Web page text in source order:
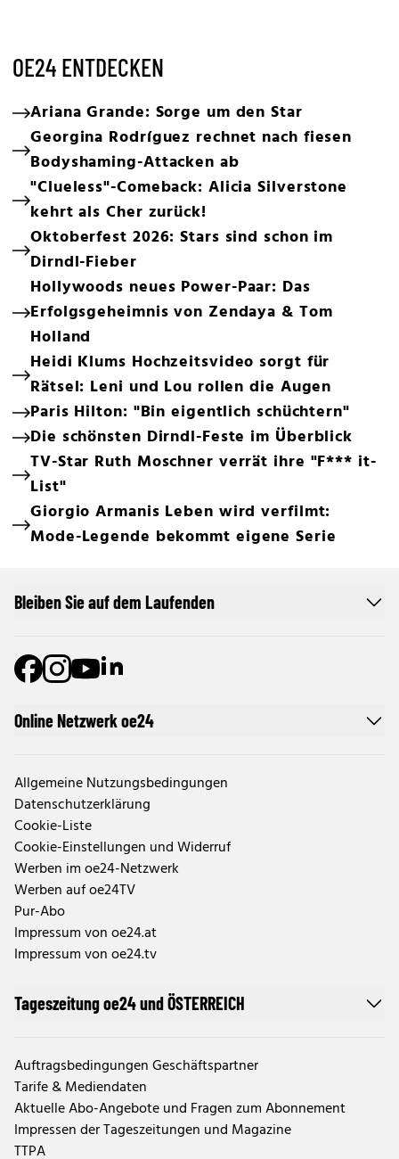
OE24 ENTDECKEN
Ariana Grande: Sorge um den Star
Georgina Rodríguez rechnet nach fiesen
Bodyshaming-Attacken ab
"Clueless"-Comeback: Alicia Silverstone
kehrt als Cher zurück!
Oktoberfest 2026: Stars sind schon im
Dirndl-Fieber
Hollywoods neues Power-Paar: Das
Erfolgsgeheimnis von Zendaya & Tom
Holland
Heidi Klums Hochzeitsvideo sorgt für
Rätsel: Leni und Lou rollen die Augen
Paris Hilton: "Bin eigentlich schüchtern"
Die schönsten Dirndl-Feste im Überblick
TV-Star Ruth Moschner verrät ihre "F*** it-
List"
Giorgio Armanis Leben wird verfilmt:
Mode-Legende bekommt eigene Serie
Online Netzwerk oe24
Allgemeine Nutzungsbedingungen
Datenschutzerklärung
Cookie-Liste
Cookie-Einstellungen und Widerruf
Werben im oe24-Netzwerk
Werben auf oe24TV
Pur-Abo
Impressum von oe24.at
Impressum von oe24.tv
Tageszeitung oe24 und ÖSTERREICH
Auftragsbedingungen Geschäftspartner
Tarife & Mediendaten
Aktuelle Abo-Angebote und Fragen zum Abonnement
Impressen der Tageszeitungen und Magazine
TTPA
Bleiben Sie auf dem Laufenden